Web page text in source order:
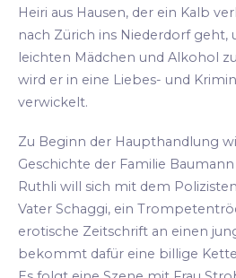
Heiri aus Hausen, der ein Kalb
nach Zürich ins Niederdorf geht,
leichten Mädchen und Alkohol
wird er in eine Liebes- und
verwickelt.
Zu Beginn der Haupthandlung
Geschichte der Familie
Ruthli will sich mit dem
Vater Schaggi, ein
erotische Zeitschrift an einen
bekommt dafür eine billige